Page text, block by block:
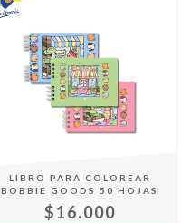
LIBRO PARA COLOREAR
BOBBIE GOODS 50 HOJAS
$16.000